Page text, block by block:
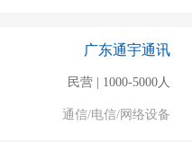
广东通宇通讯
民营 | 1000-5000人
通信/电信/网络设备